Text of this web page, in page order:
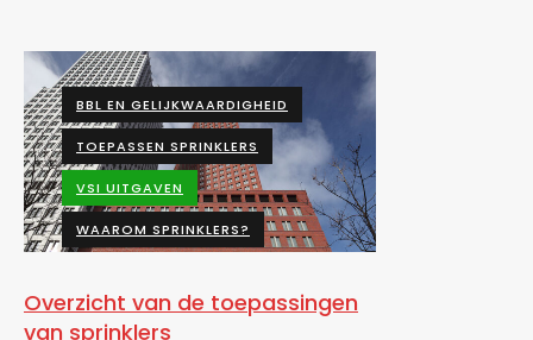
BBL EN GELIJKWAARDIGHEID
TOEPASSEN SPRINKLERS
VSI UITGAVEN
WAAROM SPRINKLERS?
Overzicht van de toepassingen
van sprinklers